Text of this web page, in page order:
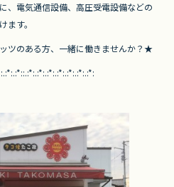
、電気通信設備、高圧受電設備などの
ます。
のある方、 一緒に働きませんか？★
::.:*:.:*:.:*:.:*:.:*:.:*:.:*: